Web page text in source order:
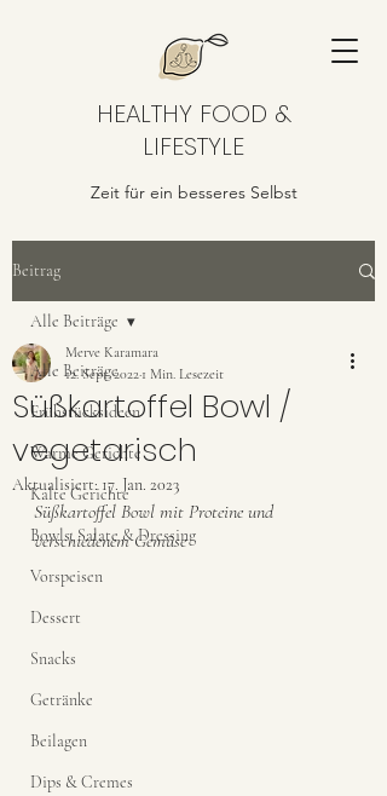
HEALTHY FOOD &
LIFESTYLE
Zeit für ein besseres Selbst
Beitrag
Alle Beiträge
Frühstücksideen
Warme Gerichte
Kalte Gerichte
Bowls, Salate & Dressing
Vorspeisen
Dessert
Snacks
Getränke
Beilagen
Dips & Cremes
Alle Beiträge
Süßkartoffel Bowl /
vegetarisch
Merve Karamara
12. Sept. 2022 1 Min. Lesezeit
Aktualisiert:17. Jan. 2023
Süßkartoffel Bowl mit Proteine und
verschiedenem Gemüse